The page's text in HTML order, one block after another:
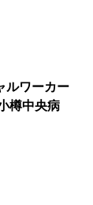
ルワーカー
樽中央病